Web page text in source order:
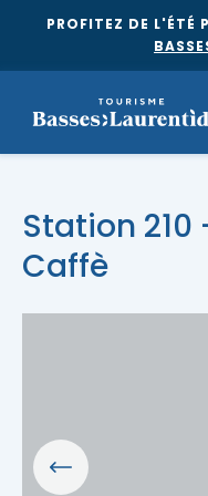
PROFITEZ DE L'ÉTÉ
Quoi faire
Escapades
Station
Caffè